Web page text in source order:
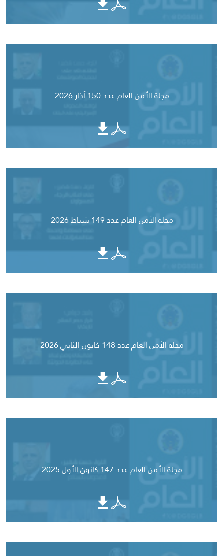
مجلة الأمن العام عدد 150 آذار 2026
مجلة الأمن العام عدد 149 شباط 2026
مجلة الأمن العام عدد 148 كانون الثاني 2026
مجلة الأمن العام عدد 147 كانون الأول 2025